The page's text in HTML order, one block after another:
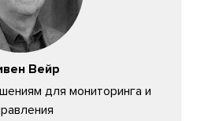
Вейр
для мониторинга и